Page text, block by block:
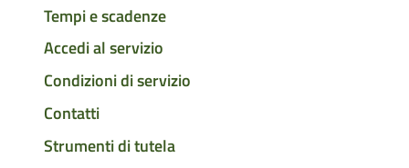
Tempi e scadenze
Accedi al servizio
Condizioni di servizio
Contatti
Strumenti di tutela